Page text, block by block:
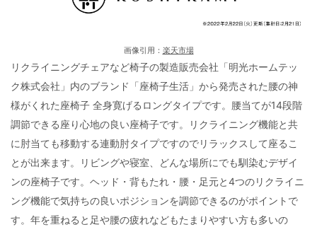
画像引用： 楽天市場
リクライニングチェアなど椅子の製造販売会社「明光ホームテッ
ク株式会社」内のブランド「座椅子生活」から発売された腰の神
様がくれた座椅子 全身寛げるロングタイプです。腰当てが14段階
調節できる座り心地の良い座椅子です。リクライニング機能と共
に肘当ても移動する連動肘タイプですのでリラックスして座るこ
とが出来ます。リビングや寝室、どんな場所にでも馴染むデザイ
ンの座椅子です。ヘッド・背もたれ・腰・足元と4つのリクライニ
ング機能で気持ちの良いポジションを調節できるのがポイントで
す。年を重ねると足や腰の疲れなどもたまりやすい方も多いの